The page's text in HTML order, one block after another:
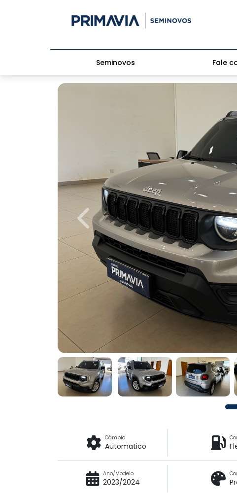
Seminovos Fale
Previous
Câmbio
Automatico
Ano/Modelo
2023/2024